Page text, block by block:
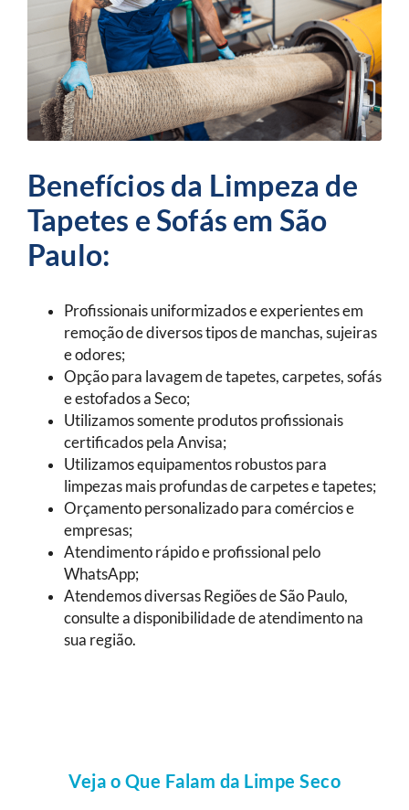
Benefícios da Limpeza de
Tapetes e Sofás em São
Paulo:
Profissionais uniformizados e experientes em
remoção de diversos tipos de manchas, sujeiras
e odores;
Opção para lavagem de tapetes, carpetes, sofás
e estofados a Seco;
Utilizamos somente produtos profissionais
certificados pela Anvisa;
Utilizamos equipamentos robustos para
limpezas mais profundas de carpetes e tapetes;
Orçamento personalizado para comércios e
empresas;
Atendimento rápido e profissional pelo
WhatsApp;
Atendemos diversas Regiões de São Paulo,
consulte a disponibilidade de atendimento na
sua região.
Veja o Que Falam da Limpe Seco